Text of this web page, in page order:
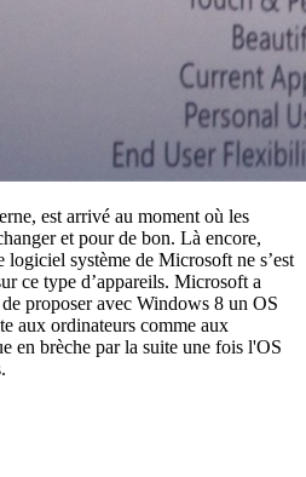
est arrivé au moment où les
et pour de bon. Là encore,
logiciel système de Microsoft ne s’est
ce type d’appareils. Microsoft a
proposer avec Windows 8 un OS
aux ordinateurs comme aux
en brèche par la suite une fois l'OS